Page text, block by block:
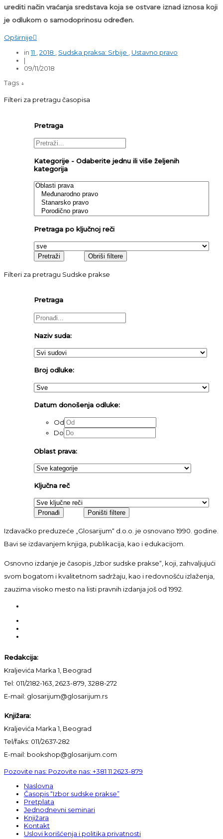
urediti način vraćanja sredstava koja se ostvare iznad iznosa koji
je odlukom o samodoprinosu određen.
Opširnije
in11 ,2018 , Sudska praksa: Srbije , Ustavno pravo
|
09/11/2018
Tags ↓
Filteri za pretragu časopisa
Pretraga
Kategorije - Odaberite jednu ili više željenih
kategorija
Pretraga po ključnoj reči
Filteri za pretragu Sudske prakse
Pretraga
Naziv suda:
Broj odluke:
Datum donošenja odluke:
Od
Do
Oblast prava:
Ključna reč
Izdavačko preduzeće „Glosarijum“ d.o.o. je osnovano 1990. godine.
Bavi se izdavanjem knjiga, publikacija, kao i edukacijom.
Osnovno izdanje je časopis „Izbor sudske prakse“, koji, zahvaljujući
svom bogatom i kvalitetnom sadržaju, kao i redovnošću izlaženja,
zauzima visoko mesto na listi pravnih izdanja još od 1992.
Redakcija:
Kraljevića Marka 1, Beograd
Tel: 011/2182-163, 2623-879, 3288-272
E-mail: glosarijum@glosarijum.rs
Knjižara:
Kraljevića Marka 1, Beograd
Tel/faks: 011/2637-282
E-mail: bookshop@glosarijum.com
Pozovite nas: Pozovite nas: +381 11 2623-879
Naslovna
Časopis “Izbor sudske prakse”
Pretplata
Jednodnevni seminari
Knjižara
Kontakt
Uslovi korišćenja i politika privatnosti